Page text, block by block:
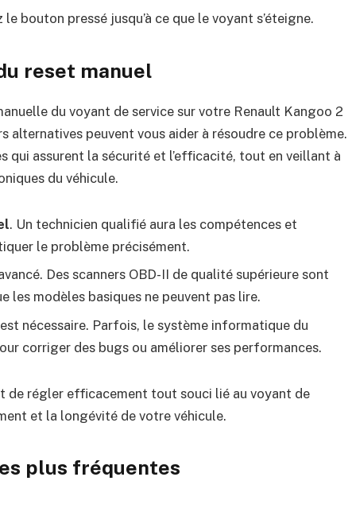
le bouton pressé jusqu’à ce que le voyant s’éteigne.
reset manuel
du voyant de service sur votre Renault Kangoo 2
alternatives peuvent vous aider à résoudre ce problème.
qui assurent la sécurité et l’efficacité, tout en veillant à
du véhicule.
. Un technicien qualifié aura les compétences et
le problème précisément.
Des scanners OBD-II de qualité supérieure sont
les modèles basiques ne peuvent pas lire.
nécessaire. Parfois, le système informatique du
corriger des bugs ou améliorer ses performances.
de régler efficacement tout souci lié au voyant de
et la longévité de votre véhicule.
plus fréquentes